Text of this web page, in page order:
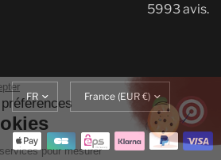
5993 avis.
Mettre
à
jour
la
langue
missing:
fr.localization.update_currency
Continuer sans accepter
Gestion de vos préférences
sur les Cookies
On utilise quelques services pour mesurer